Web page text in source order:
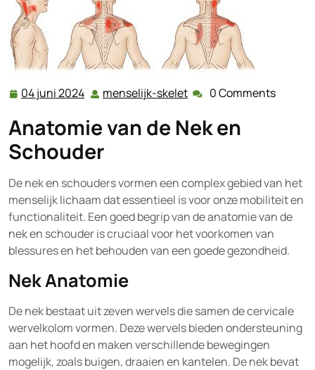
04 juni 2024 04
2024
menselijk-skelet menselijk-
0 Comments
Anatomie van de Nek en
Schouder
De nek en schouders vormen een complex gebied van het
menselijk lichaam dat essentieel is voor onze mobiliteit en
functionaliteit. Een goed begrip van de anatomie van de
nek en schouder is cruciaal voor het voorkomen van
blessures en het behouden van een goede gezondheid.
Nek Anatomie
De nek bestaat uit zeven wervels die samen de cervicale
wervelkolom vormen. Deze wervels bieden ondersteuning
aan het hoofd en maken verschillende bewegingen
mogelijk, zoals buigen, draaien en kantelen. De nek bevat